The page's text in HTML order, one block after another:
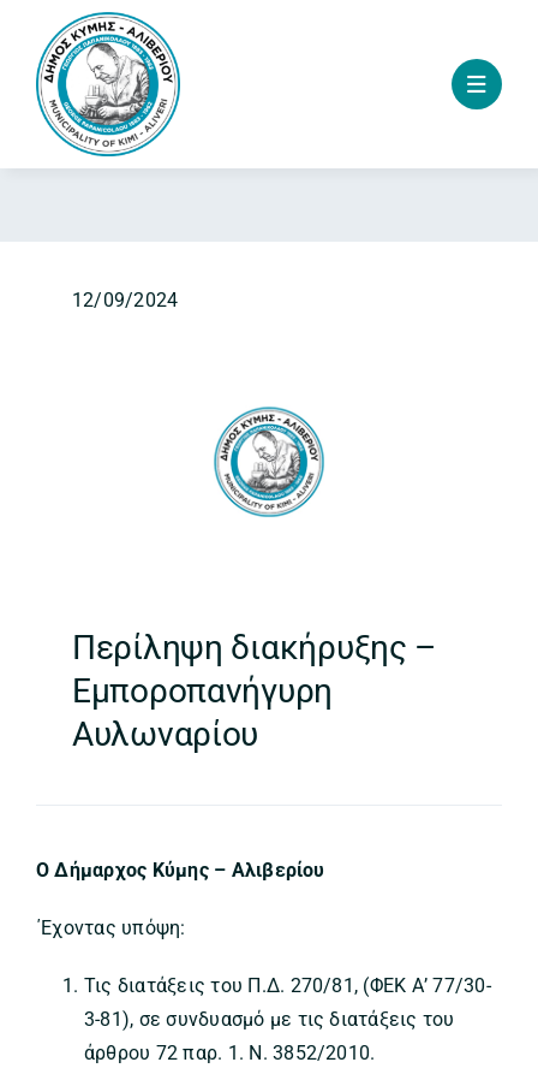
content
12/09/2024
Περίληψη διακήρυξης –
Εμποροπανήγυρη
Αυλωναρίου
Ο Δήμαρχος Κύμης – Αλιβερίου
΄Εχοντας υπόψη:
Τις διατάξεις του Π.Δ. 270/81, (ΦΕΚ Α’ 77/30-
3-81), σε συνδυασμό με τις διατάξεις του
άρθρου 72 παρ. 1. Ν. 3852/2010.